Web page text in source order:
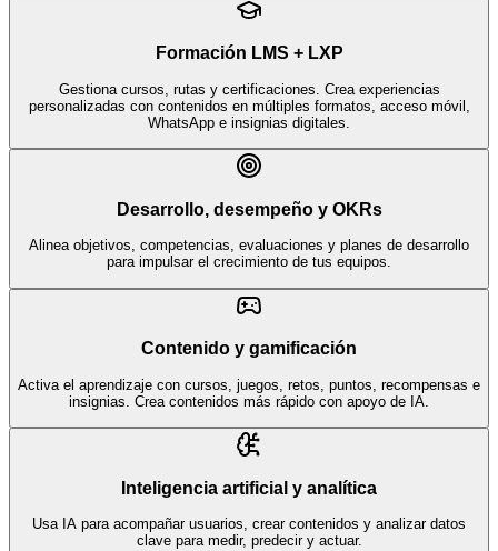
Formación LMS + LXP
Gestiona cursos, rutas y certificaciones. Crea experiencias
personalizadas con contenidos en múltiples formatos, acceso móvil,
WhatsApp e insignias digitales.
Desarrollo, desempeño y OKRs
Alinea objetivos, competencias, evaluaciones y planes de desarrollo
para impulsar el crecimiento de tus equipos.
Contenido y gamificación
Activa el aprendizaje con cursos, juegos, retos, puntos, recompensas e
insignias. Crea contenidos más rápido con apoyo de IA.
Inteligencia artificial y analítica
Usa IA para acompañar usuarios, crear contenidos y analizar datos
clave para medir, predecir y actuar.